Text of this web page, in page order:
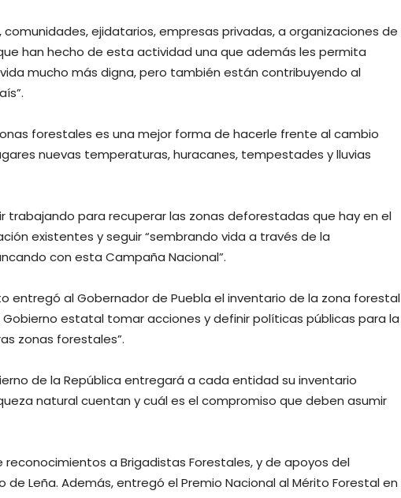
comunidades, ejidatarios, empresas privadas, a organizaciones de
han hecho de esta actividad una que además les permita
mucho más digna, pero también están contribuyendo al
forestales es una mejor forma de hacerle frente al cambio
nuevas temperaturas, huracanes, tempestades y lluvias
trabajando para recuperar las zonas deforestadas que hay en el
existentes y seguir “sembrando vida a través de la
con esta Campaña Nacional”.
entregó al Gobernador de Puebla el inventario de la zona forestal
estatal tomar acciones y definir políticas públicas para la
zonas forestales”.
de la República entregará a cada entidad su inventario
natural cuentan y cuál es el compromiso que deben asumir
reconocimientos a Brigadistas Forestales, y de apoyos del
de Leña. Además, entregó el Premio Nacional al Mérito Forestal en